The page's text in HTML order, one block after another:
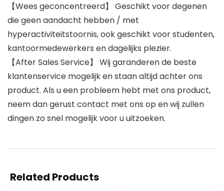
【Wees geconcentreerd】 Geschikt voor degenen
die geen aandacht hebben / met
hyperactiviteitstoornis, ook geschikt voor studenten,
kantoormedewerkers en dagelijks plezier.
【After Sales Service】 Wij garanderen de beste
klantenservice mogelijk en staan ​​altijd achter ons
product. Als u een probleem hebt met ons product,
neem dan gerust contact met ons op en wij zullen
dingen zo snel mogelijk voor u uitzoeken.
Related Products